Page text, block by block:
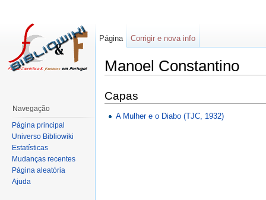
Manoel Constantino
Capas
A Mulher e o Diabo (TJC, 1932)
Página Corrigir e nova info
Navegação
Página principal
Universo Bibliowiki
Estatísticas
Mudanças recentes
Página aleatória
Ajuda